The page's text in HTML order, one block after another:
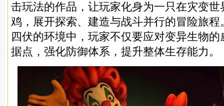
击玩法的作品，让玩家化身为一只在灾变
鸡，展开探索、建造与战斗并行的冒险旅
四伏的环境中，玩家不仅要应对变异生物
据点，强化防御体系，提升整体生存能力。